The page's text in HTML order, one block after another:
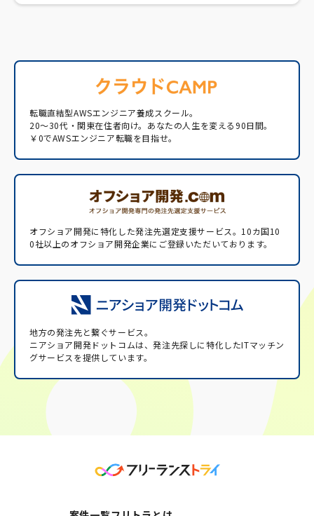
転職直結型AWSエンジニア養成スクール。
20〜30代・関東在住者向け。あなたの人生を変える90日間。
￥0でAWSエンジニア転職を目指せ。
オフショア開発に特化した発注先選定支援サービス。 10カ国10
0社以上のオフショア開発企業にご登録いただいております。
地方の発注先と繋ぐサービス。
ニアショア開発ドットコムは、発注先探しに特化したITマッチン
グサービスを提供しています。